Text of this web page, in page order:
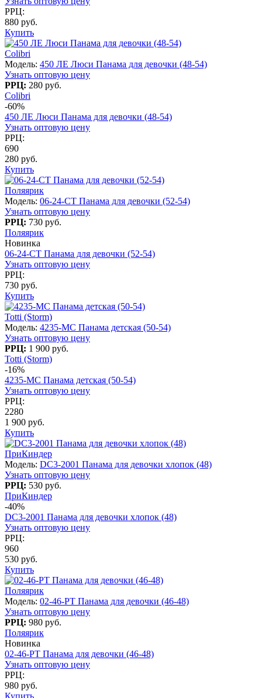
РРЦ:
880 руб.
Купить
Colibri
Модель: 450 ЛЕ Люси Панама для девочки (48-54)
Узнать оптовую цену
РРЦ: 280 руб.
Colibri
-60%
450 ЛЕ Люси Панама для девочки (48-54)
Узнать оптовую цену
РРЦ:
690
280 руб.
Купить
Поляярик
Модель: 06-24-CT Панама для девочки (52-54)
Узнать оптовую цену
РРЦ: 730 руб.
Поляярик
Новинка
06-24-CT Панама для девочки (52-54)
Узнать оптовую цену
РРЦ:
730 руб.
Купить
Totti (Storm)
Модель: 4235-МС Панама детская (50-54)
Узнать оптовую цену
РРЦ: 1 900 руб.
Totti (Storm)
-16%
4235-МС Панама детская (50-54)
Узнать оптовую цену
РРЦ:
2280
1 900 руб.
Купить
ПриКиндер
Модель: DC3-2001 Панама для девочки хлопок (48)
Узнать оптовую цену
РРЦ: 530 руб.
ПриКиндер
-40%
DC3-2001 Панама для девочки хлопок (48)
Узнать оптовую цену
РРЦ:
960
530 руб.
Купить
Поляярик
Модель: 02-46-PT Панама для девочки (46-48)
Узнать оптовую цену
РРЦ: 980 руб.
Поляярик
Новинка
02-46-PT Панама для девочки (46-48)
Узнать оптовую цену
РРЦ:
980 руб.
Купить